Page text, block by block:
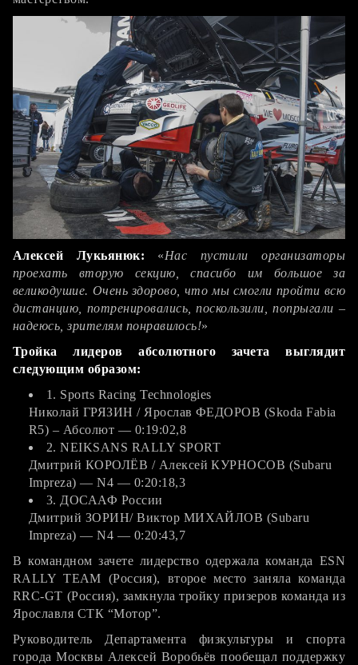
Алексей Лукьянюк: «Нас пустили организаторы
проехать вторую секцию, спасибо им большое за
великодушие. Очень здорово, что мы смогли пройти всю
дистанцию, потренировались, поскользили, попрыгали –
надеюсь, зрителям понравилось!»
Тройка лидеров абсолютного зачета выглядит
следующим образом:
1. Sports Racing Technologies
Николай ГРЯЗИН / Ярослав ФЕДОРОВ (Skoda Fabia
R5) – Абсолют — 0:19:02,8
2. NEIKSANS RALLY SPORT
Дмитрий КОРОЛЁВ / Алексей КУРНОСОВ (Subaru
Impreza) — N4 — 0:20:18,3
3. ДОСААФ России
Дмитрий ЗОРИН/ Виктор МИХАЙЛОВ (Subaru
Impreza) — N4 — 0:20:43,7
В командном зачете лидерство одержала команда ESN
RALLY TEAM (Россия), второе место заняла команда
RRС-GT (Россия), замкнула тройку призеров команда из
Ярославля СТК “Мотор”.
Руководитель Департамента физкультуры и спорта
города Москвы Алексей Воробьёв пообещал поддержку